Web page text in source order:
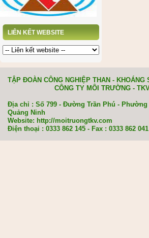
LIÊN KẾT WEBSITE
TẬP ĐOÀN CÔNG NGHIỆP THAN - KHOÁNG
CÔNG TY MÔI TRƯỜNG -
Địa chỉ : Số 799 - Đường Trần Phú - Phường
Quảng Ninh
Website: http://moitruongtkv.com
Điện thoại : 0333 862 145 - Fax : 0333 862 041